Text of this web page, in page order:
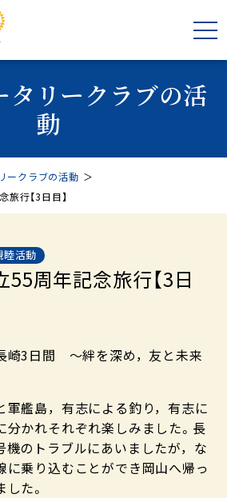
タリークラブの活
動
ークラブの活動 ＞
行【3日目】
睦活動
55周年記念旅行【3日
3日間 ～絆を深め，友と未来
軍艦島，有志による釣り，有志に
分かれそれぞれ楽しみました。長
機のトラブルにあいましたが，な
に乗り込むことができ岡山へ帰っ
た。